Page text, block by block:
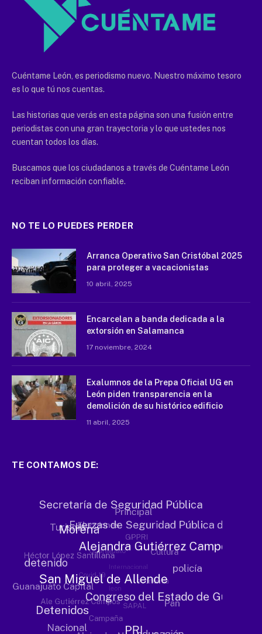
Cuéntame León, es periodismo nuevo. Nuestro máximo tesoro
es lo que tú nos cuentas.
Las historias que verás en esta página son una fusión entre
periodistas con una gran trayectoria y lo que ustedes nos
cuentan todos los días.
Buscamos que los ciudadanos a través de Cuéntame León
reciban información confiable.
NO TE LO PUEDES PERDER
Arranca Operativo San Cristóbal 2025
para proteger a vacacionistas
10 abril, 2025
Encarcelan a banda dedicada a la
extorsión en Salamanca
17 noviembre, 2024
Exalumnos de la Prepa Oficial UG en
León piden transparencia en la
demolición de su histórico edificio
11 abril, 2025
TE CONTAMOS DE: